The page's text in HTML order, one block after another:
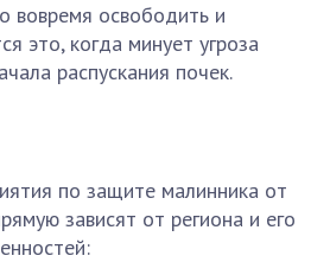
вовремя освободить и
это, когда минует угроза
распускания почек.
по защите малинника от
зависят от региона и его